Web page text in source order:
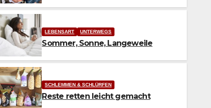
LEBENSART
Otto-Kataloge komplett als
Zeitgeschichte
6. AUGUST 2026
LEBENSART UNTERWEGS
Sommer, Sonne, Langeweile
SCHLEMMEN & SCHLÜRFEN
Reste retten leicht gemacht